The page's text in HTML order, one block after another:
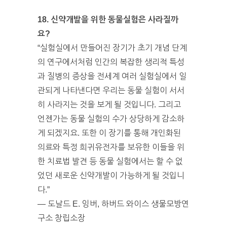
18. 신약개발을 위한 동물실험은 사라질까
요?
“실험실에서 만들어진 장기가 초기 개념 단계
의 연구에서처럼 인간의 복잡한 생리적 특성
과 질병의 증상을 전세계 여러 실험실에서 일
관되게 나타낸다면 우리는 동물 실험이 서서
히 사라지는 것을 보게 될 것입니다. 그리고
언젠가는 동물 실험의 수가 상당하게 감소하
게 되겠지요. 또한 이 장기를 통해 개인화된
의료와 특정 희귀유전자를 보유한 이들을 위
한 치료법 발견 등 동물 실험에서는 할 수 없
었던 새로운 신약개발이 가능하게 될 것입니
다.”
— 도날드 E. 잉버, 하버드 와이스 생물모방연
구소 창립소장